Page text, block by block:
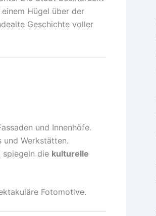
Hügel über der
Geschichte voller
und Innenhöfe.
und Werkstätten.
spiegeln die kulturelle
Fotomotive.